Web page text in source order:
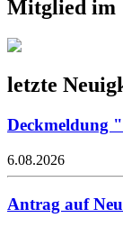
Mitglied im
letzte
Deckmeldung
6.08.2026
Antrag auf